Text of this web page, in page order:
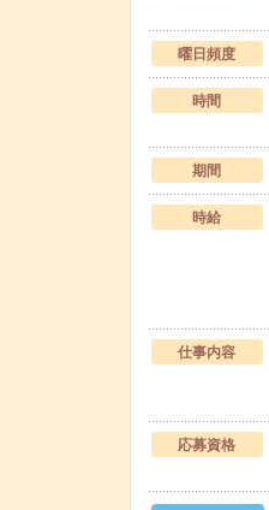
曜日頻度
時間
期間
時給
仕事内容
応募資格